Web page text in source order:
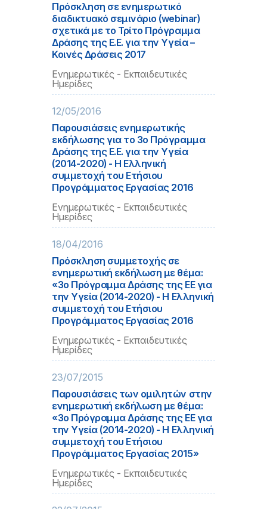
Πρόσκληση σε ενημερωτικό
διαδικτυακό σεμινάριο (webinar)
σχετικά με το Τρίτο Πρόγραμμα
Δράσης της Ε.Ε. για την Υγεία –
Κοινές Δράσεις 2017
Ενημερωτικές - Εκπαιδευτικές
Ημερίδες
12/05/2016
Παρουσιάσεις ενημερωτικής
εκδήλωσης για το 3ο Πρόγραμμα
Δράσης της Ε.Ε. για την Υγεία
(2014-2020) - Η Ελληνική
συμμετοχή του Ετήσιου
Προγράμματος Εργασίας 2016
Ενημερωτικές - Εκπαιδευτικές
Ημερίδες
18/04/2016
Πρόσκληση συμμετοχής σε
ενημερωτική εκδήλωση με θέμα:
«3ο Πρόγραμμα Δράσης της ΕΕ για
την Υγεία (2014-2020) - Η Ελληνική
συμμετοχή του Ετήσιου
Προγράμματος Εργασίας 2016
Ενημερωτικές - Εκπαιδευτικές
Ημερίδες
23/07/2015
Παρουσιάσεις των ομιλητών στην
ενημερωτική εκδήλωση με θέμα:
«3ο Πρόγραμμα Δράσης της ΕΕ για
την Υγεία (2014-2020) - Η Ελληνική
συμμετοχή του Ετήσιου
Προγράμματος Εργασίας 2015»
Ενημερωτικές - Εκπαιδευτικές
Ημερίδες